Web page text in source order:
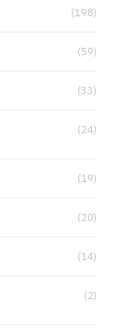
(198)
(59)
(33)
(24)
(19)
(20)
(14)
(2)